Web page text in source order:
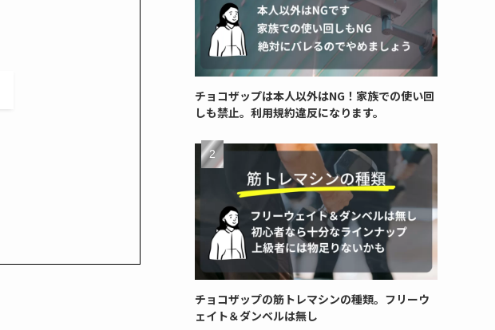
チョコザップは本人以外はNG！家族での使い回
しも禁止。利用規約違反になります。
チョコザップの筋トレマシンの種類。フリーウ
ェイト＆ダンベルは無し